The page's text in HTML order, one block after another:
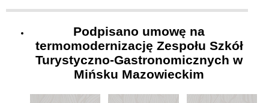
Podpisano umowę na
termomodernizację Zespołu Szkół
Turystyczno-Gastronomicznych w
Mińsku Mazowieckim